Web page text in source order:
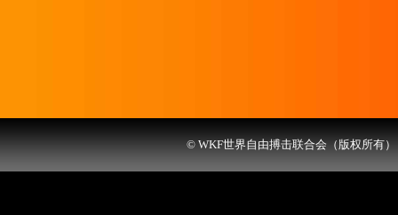
© WKF世界自由搏击联合会（版权所有